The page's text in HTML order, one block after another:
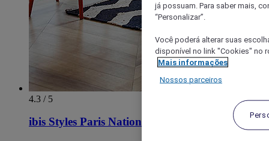
4.3 / 5
ibis Styles Paris Nation Porte de Montreuil
já possuam. Para saber mais,
“Personalizar”.
Você poderá alterar suas
disponível no link "Cookies" no
Mais informações
Nossos parceiros